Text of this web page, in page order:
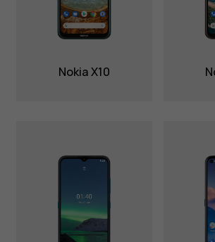
Nokia X10